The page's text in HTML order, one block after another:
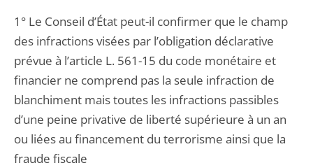
1° Le Conseil d’État peut-il confirmer que le champ
des infractions visées par l’obligation déclarative
prévue à l’article L. 561-15 du code monétaire et
financier ne comprend pas la seule infraction de
blanchiment mais toutes les infractions passibles
d’une peine privative de liberté supérieure à un an
ou liées au financement du terrorisme ainsi que la
fraude fiscale